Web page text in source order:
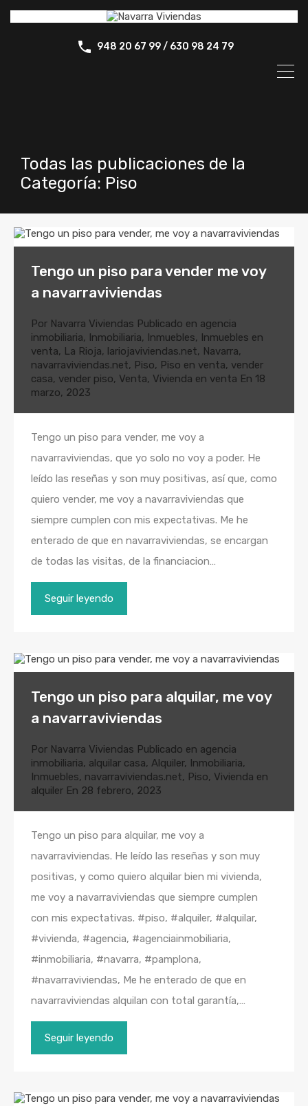
948 20 67 99 / 630 98 24 79
Todas las publicaciones de la
Categoría: Piso
Tengo un piso para vender me voy
a navarraviviendas
Por Navarra Viviendas Publicado en agencia
inmobiliaria, Inmobiliaria, Inmuebles, Inmuebles en
venta, La Rioja, lariojaviviendas.net, Navarra,
navarraviviendas.net, Piso, Piso en venta, vender
casa, vender piso, Venta, Vivienda en venta En 18
marzo, 2023
Tengo un piso para vender, me voy a
navarraviviendas, que yo solo no voy a poder. He
leído las reseñas y son muy positivas, así que, como
quiero vender, me voy a navarraviviendas que
siempre cumplen con mis expectativas. Me he
enterado de que en navarraviviendas, se encargan
de todas las visitas, de la financiacion…
Seguir leyendo
Tengo un piso para alquilar, me voy
a navarraviviendas
Por Navarra Viviendas Publicado en agencia
inmobiliaria, alquilar casa, Alquiler, Inmobiliaria,
Inmuebles, navarraviviendas.net, Piso, Vivienda en
alquiler En 28 febrero, 2023
Tengo un piso para alquilar, me voy a
navarraviviendas. He leído las reseñas y son muy
positivas, y como quiero alquilar bien mi vivienda,
me voy a navarraviviendas que siempre cumplen
con mis expectativas. #piso, #alquiler, #alquilar,
#vivienda, #agencia, #agenciainmobiliaria,
#inmobiliaria, #navarra, #pamplona,
#navarraviviendas, Me he enterado de que en
navarraviviendas alquilan con total garantía,…
Seguir leyendo